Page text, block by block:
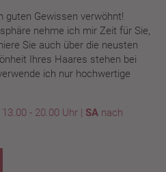
guten Gewissen verwöhnt!
nehme ich mir Zeit für Sie,
Sie auch über die neusten
Ihres Haares stehen bei
ich nur hochwertige
13.00 - 20.00 Uhr | SA nach